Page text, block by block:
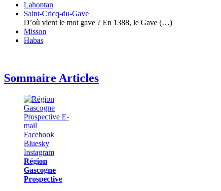
Lahontan
Saint-Cricq-du-Gave
D’où vient le mot gave ? En 1388, le Gave (…)
Misson
Habas
Sommaire Articles
Région
Gascogne
Prospective